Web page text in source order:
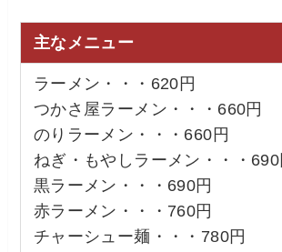
主なメニュー
ラーメン・・・620円
つかさ屋ラーメン・・・660円
のりラーメン・・・660円
ねぎ・もやしラーメン・・・690
黒ラーメン・・・690円
赤ラーメン・・・760円
チャーシュー麺・・・780円